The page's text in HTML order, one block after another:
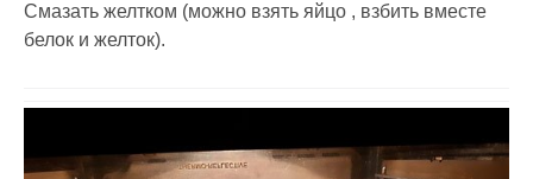
Смазать желтком (можно взять яйцо , взбить вместе
белок и желток).